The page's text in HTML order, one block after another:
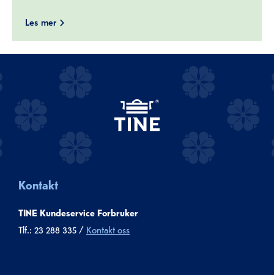
Les mer
Kontakt
TINE Kundeservice Forbruker
Tlf.: 23 288 335 / Kontakt oss